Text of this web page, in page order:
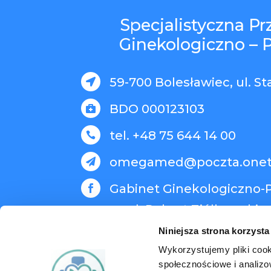
Niniejsza strona
Wykorzystujemy pliki
społecznościowe i
Specjalistyczna
Ginekologiczno –
 59-700 Bolesławiec, ul.
 BDO 000123103
 tel. +48 75 644 14 00


Gabinet Ginekologiczno-
med. Robert Ziółkowski